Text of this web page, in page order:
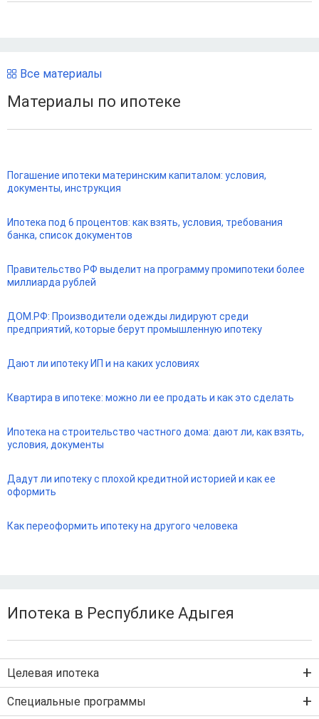
Все материалы
Материалы по ипотеке
Погашение ипотеки материнским капиталом: условия,
документы, инструкция
Ипотека под 6 процентов: как взять, условия, требования
банка, список документов
Правительство РФ выделит на программу промипотеки более
миллиарда рублей
ДОМ.РФ: Производители одежды лидируют среди
предприятий, которые берут промышленную ипотеку
Дают ли ипотеку ИП и на каких условиях
Квартира в ипотеке: можно ли ее продать и как это сделать
Ипотека на строительство частного дома: дают ли, как взять,
условия, документы
Дадут ли ипотеку с плохой кредитной историей и как ее
оформить
Как переоформить ипотеку на другого человека
Ипотека в Республике Адыгея
Целевая ипотека
Ипотека на вторичку
Специальные программы